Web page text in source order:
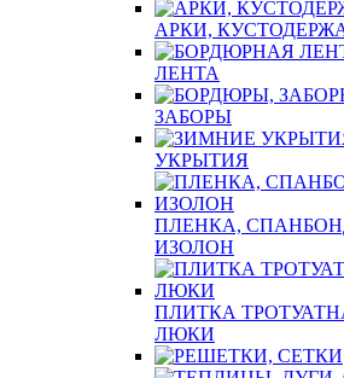
АРКИ,
ЛЕНТА
ЗАБОРЫ
УКРЫТИЯ
ПЛЕНКА,
ИЗОЛОН
ПЛИТКА
ЛЮКИ